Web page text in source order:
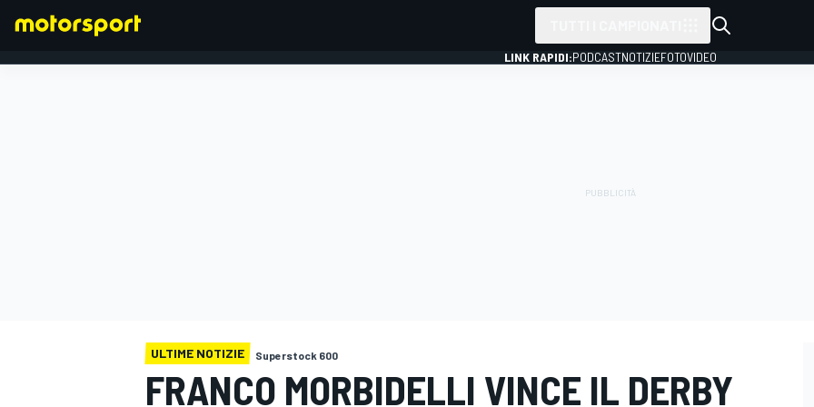
LINK RAPIDI:PODCASTNOTIZIEFOTOVIDEO
ULTIME NOTIZIE Superstock 600
FRANCO MORBIDELLI VINCE IL DERBY